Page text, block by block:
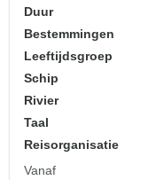
Duur
Bestemmingen
Leeftijdsgroep
Schip
Rivier
Taal
Reisorganisatie
Vanaf